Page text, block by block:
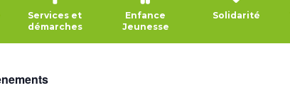
Services et
démarches
Enfance
Jeunesse
Solidarité